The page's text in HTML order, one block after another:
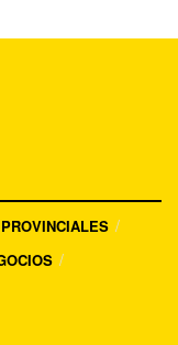
PROVINCIALES